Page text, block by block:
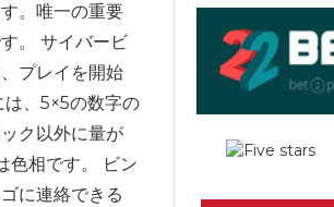
。唯一の重要
。 サイバービ
プレイを開始
、5×5の数字の
ク以外に量が
色相です。 ビン
に連絡できる